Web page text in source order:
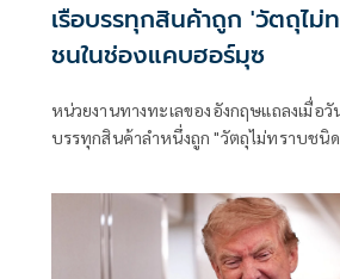
เรือบรรทุกสินค้าถูก 'วัตถุไ
ชนในช่องแคบฮอร์มุซ
หน่วยงานทางทะเลของอังกฤษแถลงเมื่อวั
บรรทุกสินค้าลำหนึ่งถูก "วัตถุไม่ทราบชนิ